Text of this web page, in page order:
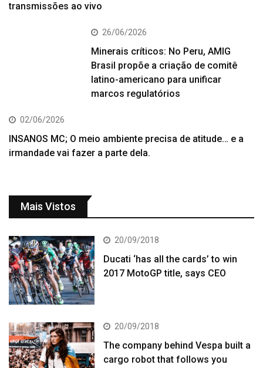
transmissões ao vivo
26/06/2026
Minerais críticos: No Peru, AMIG
Brasil propõe a criação de comitê
latino-americano para unificar
marcos regulatórios
02/06/2026
INSANOS MC; O meio ambiente precisa de atitude… e a
irmandade vai fazer a parte dela.
Mais Vistos
20/09/2018
Ducati ‘has all the cards’ to win
2017 MotoGP title, says CEO
20/09/2018
The company behind Vespa built a
cargo robot that follows you